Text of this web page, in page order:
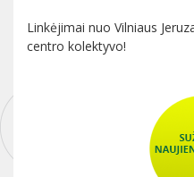
Linkėjimai nuo Vilniaus
centro kolektyvo!